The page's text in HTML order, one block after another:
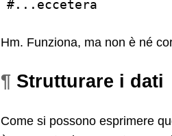
Hm. Funziona, ma non è né
¶ Strutturare i dati
Come si possono esprimere